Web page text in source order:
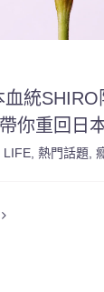
血統
你重回日
LIFE,熱門話題,